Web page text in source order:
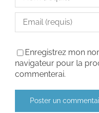
Enregistrez mon
navigateur pour la
commenterai.